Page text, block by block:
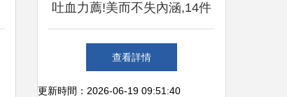
吐血力薦!美而不失內涵,14件
適合送禮的文創產品推薦
查看詳情
更新時間：2026-06-19 09:51:40